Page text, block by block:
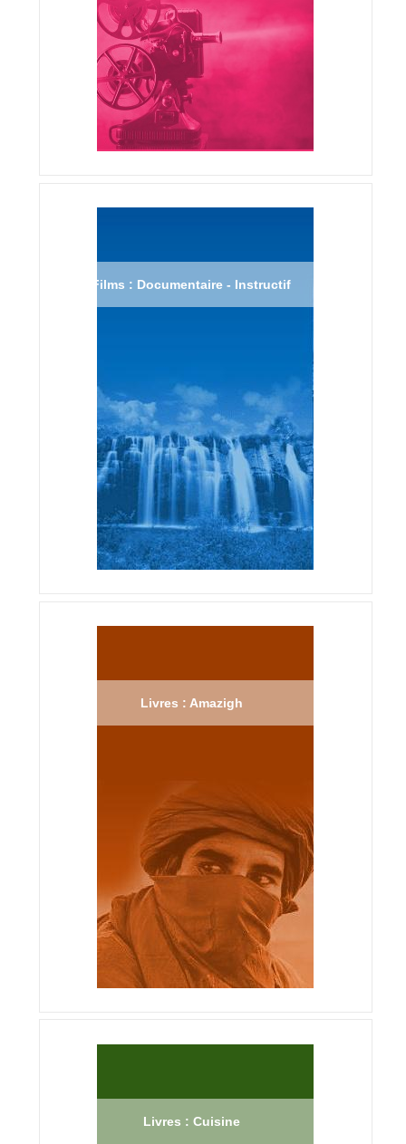
Films : Documentaire - Instructif
Livres : Amazigh
Livres : Cuisine